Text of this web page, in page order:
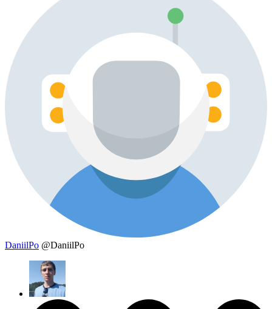
DaniilPo @DaniilPo